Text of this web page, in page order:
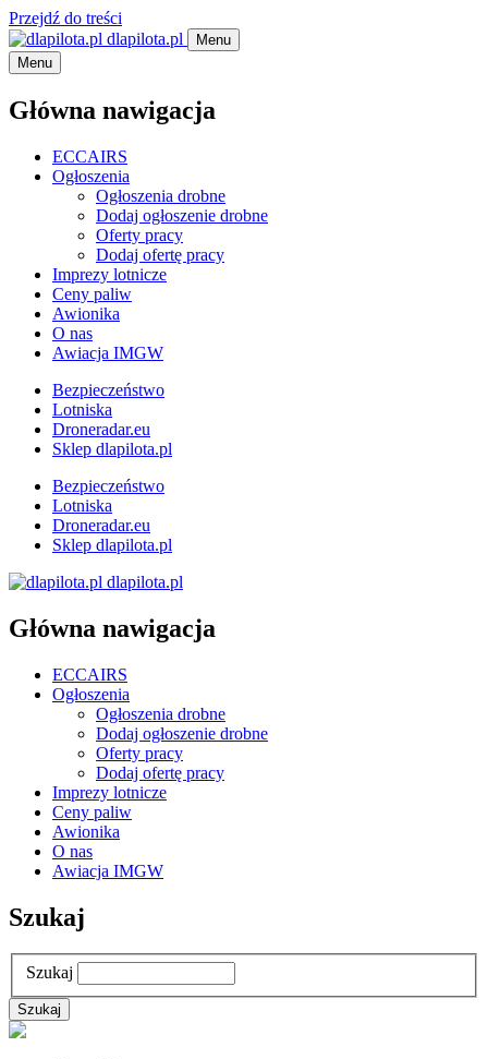
Przejdź do treści
dlapilota.pl
Menu
Menu
Główna nawigacja
ECCAIRS
Ogłoszenia
Ogłoszenia drobne
Dodaj ogłoszenie drobne
Oferty pracy
Dodaj ofertę pracy
Imprezy lotnicze
Ceny paliw
Awionika
O nas
Awiacja IMGW
Bezpieczeństwo
Lotniska
Droneradar.eu
Sklep dlapilota.pl
Bezpieczeństwo
Lotniska
Droneradar.eu
Sklep dlapilota.pl
dlapilota.pl
Główna nawigacja
ECCAIRS
Ogłoszenia
Ogłoszenia drobne
Dodaj ogłoszenie drobne
Oferty pracy
Dodaj ofertę pracy
Imprezy lotnicze
Ceny paliw
Awionika
O nas
Awiacja IMGW
Szukaj
Szukaj